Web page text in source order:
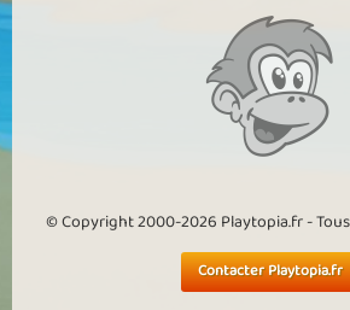
© Copyright 2000-2026 Playtopia.fr -
Contacter Playtopia.fr